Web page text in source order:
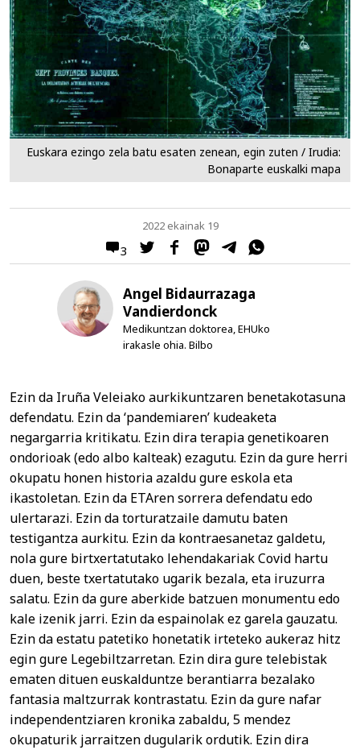
Euskara ezingo zela batu esaten zenean, egin zuten / Irudia:
Bonaparte euskalki mapa
3
2022 ekainak 19
Angel Bidaurrazaga
Vandierdonck
Medikuntzan doktorea, EHUko
irakasle ohia. Bilbo
Ezin da Iruña Veleiako aurkikuntzaren benetakotasuna
defendatu. Ezin da ‘pandemiaren’ kudeaketa
negargarria kritikatu. Ezin dira terapia genetikoaren
ondorioak (edo albo kalteak) ezagutu. Ezin da gure herri
okupatu honen historia azaldu gure eskola eta
ikastoletan. Ezin da ETAren sorrera defendatu edo
ulertarazi. Ezin da torturatzaile damutu baten
testigantza aurkitu. Ezin da kontraesanetaz galdetu,
nola gure birtxertatutako lehendakariak Covid hartu
duen, beste txertatutako ugarik bezala, eta iruzurra
salatu. Ezin da gure aberkide batzuen monumentu edo
kale izenik jarri. Ezin da espainolak ez garela gauzatu.
Ezin da estatu patetiko honetatik irteteko aukeraz hitz
egin gure Legebiltzarretan. Ezin dira gure telebistak
ematen dituen euskalduntze berantiarra bezalako
fantasia maltzurrak kontrastatu. Ezin da gure nafar
independentziaren kronika zabaldu, 5 mendez
okupaturik jarraitzen dugularik ordutik. Ezin dira